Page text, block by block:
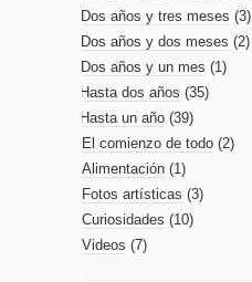
Dos años y tres meses (3)
Dos años y dos meses (2)
Dos años y un mes (1)
Hasta dos años (35)
Hasta un año (39)
El comienzo de todo (2)
Alimentación (1)
Fotos artísticas (3)
Curiosidades (10)
Videos (7)